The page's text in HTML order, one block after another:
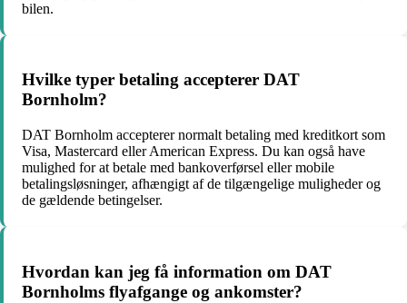
bilen.
Hvilke typer betaling accepterer DAT
Bornholm?
DAT Bornholm accepterer normalt betaling med kreditkort som
Visa, Mastercard eller American Express. Du kan også have
mulighed for at betale med bankoverførsel eller mobile
betalingsløsninger, afhængigt af de tilgængelige muligheder og
de gældende betingelser.
Hvordan kan jeg få information om DAT
Bornholms flyafgange og ankomster?